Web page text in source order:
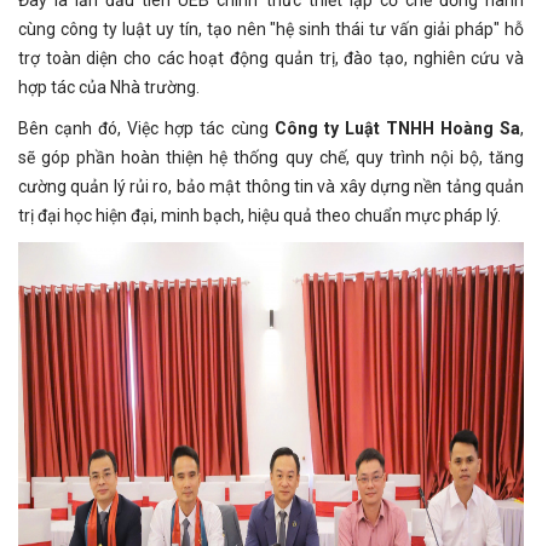
cùng công ty luật uy tín, tạo nên "hệ sinh thái tư vấn giải pháp" hỗ
trợ toàn diện cho các hoạt động quản trị, đào tạo, nghiên cứu và
hợp tác của Nhà trường.
Bên cạnh đó, Việc hợp tác cùng Công ty Luật TNHH Hoàng Sa,
sẽ góp phần hoàn thiện hệ thống quy chế, quy trình nội bộ, tăng
cường quản lý rủi ro, bảo mật thông tin và xây dựng nền tảng quản
trị đại học hiện đại, minh bạch, hiệu quả theo chuẩn mực pháp lý.